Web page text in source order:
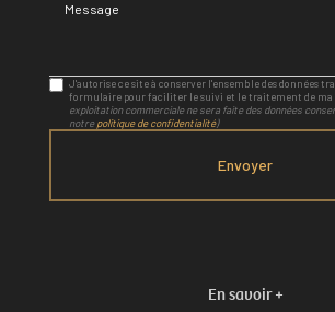
Message
J'autorise ce site à conserver l'ensemble des données
formulaire pour faciliter le suivi et le traitement de ma
exploitation commerciale ne sera faite des données
notrepolitique de confidentialité)
En savoir +